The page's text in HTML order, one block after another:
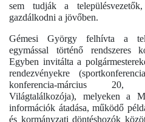
sem tudják a
gazdálkodni a jövőben.
Gémesi György felhívta a
egymással történő rendszeres
Egyben invitálta a
rendezvényekre
konferencia-március 20,
Világtalálkozója), melyeken a
információk átadása, működő
és kormányzati döntéshozók